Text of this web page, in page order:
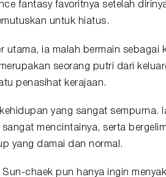
fantasy favoritnya setelah
untuk hiatus.
utama, ia malah bermain sebagai
seorang putri dari
penasihat kerajaan.
yang sangat sempurna.
mencintainya, serta
yang damai dan normal.
chaek pun hanya ingin